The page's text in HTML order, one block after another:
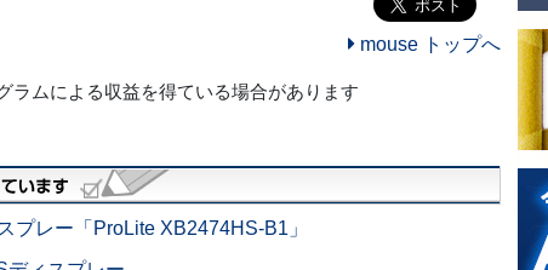
mouse トップへ
ラムによる収益を得ている場合があります
プレー「ProLite XB2474HS-B1」